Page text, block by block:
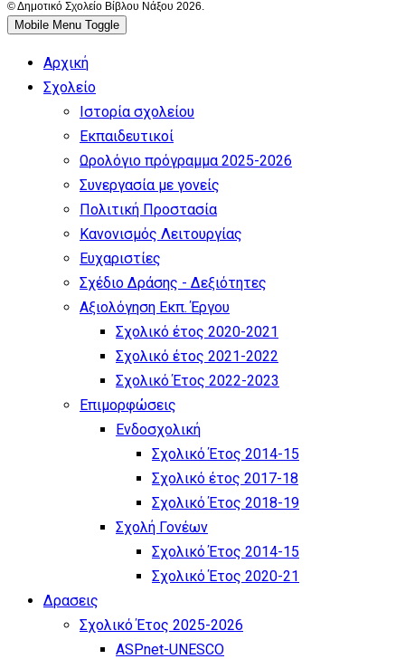
© Δημοτικό Σχολείο Βίβλου Νάξου 2026.
Mobile Menu Toggle
Αρχική
Σχολείο
Ιστορία σχολείου
Εκπαιδευτικοί
Ωρολόγιο πρόγραμμα 2025-2026
Συνεργασία με γονείς
Πολιτική Προστασία
Κανονισμός Λειτουργίας
Ευχαριστίες
Σχέδιο Δράσης - Δεξιότητες
Αξιολόγηση Εκπ. Έργου
Σχολικό έτος 2020-2021
Σχολικό έτος 2021-2022
Σχολικό Έτος 2022-2023
Επιμορφώσεις
Ενδοσχολική
Σχολικό Έτος 2014-15
Σχολικό έτος 2017-18
Σχολικό Έτος 2018-19
Σχολή Γονέων
Σχολικό Έτος 2014-15
Σχολικό Έτος 2020-21
Δρασεις
Σχολικό Έτος 2025-2026
ASPnet-UNESCO